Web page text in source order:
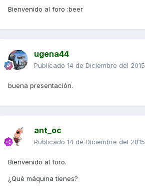
Bienvenido al foro :beer
ugena44
Publicado 14 de Diciembre del 2015
buena presentación.
ant_oc
Publicado 14 de Diciembre del 2015
Bienvenido al foro.
¿Qué máquina tienes?